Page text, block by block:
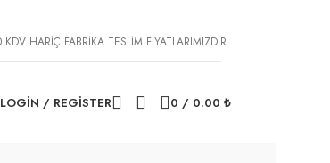
KDV HARİÇ FABRİKA TESLİM FİYATLARIMIZDIR.
LOGIN / REGISTER 0 / 0.00 ₺